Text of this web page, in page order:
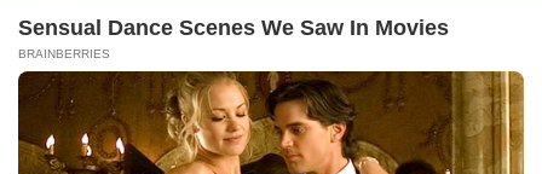
BUZZ DAY